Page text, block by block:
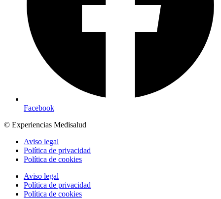
Facebook
© Experiencias Medisalud
Aviso legal
Política de privacidad
Política de cookies
Aviso legal
Política de privacidad
Política de cookies